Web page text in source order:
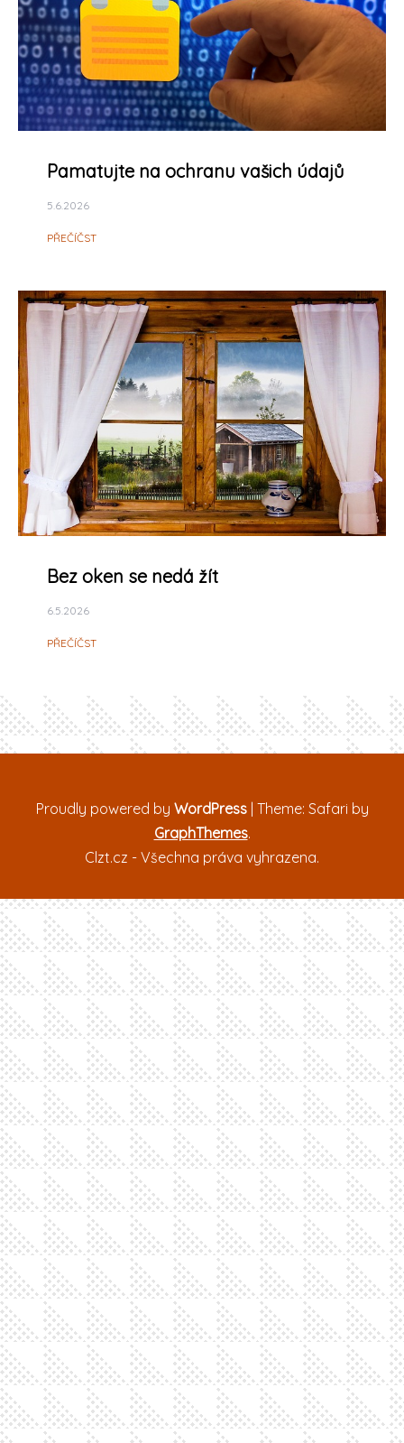
Pamatujte na ochranu vašich údajů
5.6.2026
PŘEČÍČST
Bez oken se nedá žít
6.5.2026
PŘEČÍČST
Proudly powered by WordPress Theme: Safari by
GraphThemes.
Clzt.cz - Všechna práva vyhrazena.